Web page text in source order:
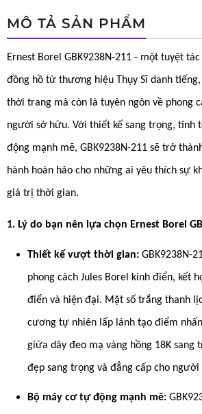
MÔ TẢ SẢN PHẨM
Ernest Borel GBK9238N-211 - một tuyệt
đồng hồ từ thương hiệu Thụy Sĩ danh
thời trang mà còn là tuyên ngôn về phong
người sở hữu. Với thiết kế sang trọng, tinh
động mạnh mẽ, GBK9238N-211 sẽ trở
hành hoàn hảo cho những ai yêu thích sự
giá trị thời gian.
1. Lý do bạn nên lựa chọn Ernest Borel
Thiết kế vượt thời gian: GBK9238N-
phong cách Jules Borel kinh điển, kết
điển và hiện đại. Mặt số trắng thanh
cương tự nhiên lấp lánh tạo điểm
giữa dây đeo mạ vàng hồng 18K sang
đẹp sang trọng và đẳng cấp cho người
Bộ máy cơ tự động mạnh mẽ: